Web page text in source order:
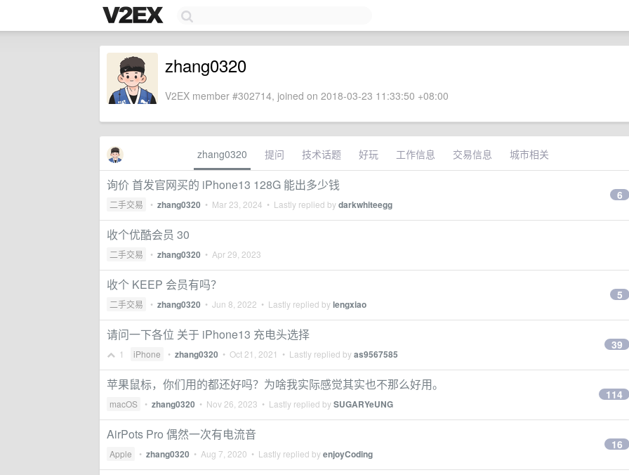
zhang0320
V2EX member #302714, joined on 2018-03-23 11:33:50 +08:00
zhang0320 提问 技术话题 好玩 工作信息 交易信息 城市相关
询价 首发官网买的 iPhone13 128G 能出多少钱
二手交易 • zhang0320 • Mar 23, 2024 • Lastly replied bydarkwhiteegg
6
收个优酷会员 30
二手交易 • zhang0320 • Apr 29, 2023
收个 KEEP 会员有吗？
二手交易 • zhang0320 • Jun 8, 2022 • Lastly replied bylengxiao
5
请问一下各位 关于 iPhone13 充电头选择
1 iPhone • zhang0320 • Oct 21, 2021 • Lastly replied byas9567585
39
苹果鼠标，你们用的都还好吗？为啥我实际感觉其实也不那么好用。
macOS • zhang0320 • Nov 26, 2023 • Lastly replied bySUGARYeUNG
114
AirPots Pro 偶然一次有电流音
Apple • zhang0320 • Aug 7, 2020 • Lastly replied byenjoyCoding
16